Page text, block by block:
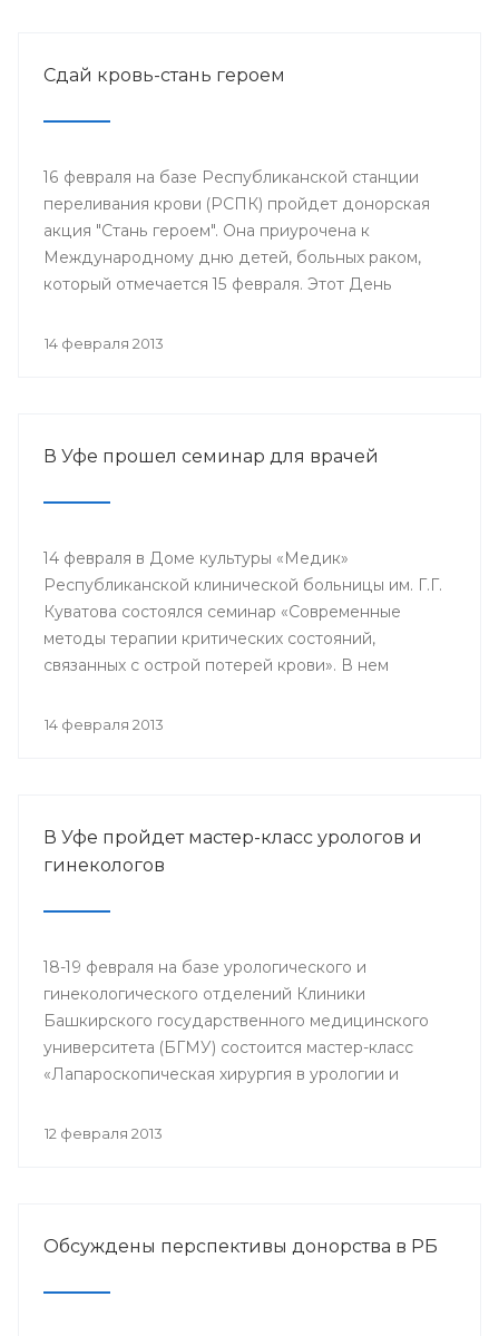
Сдай кровь-стань героем
16 февраля на базе Республиканской станции
переливания крови (РСПК) пройдет донорская
акция "Стань героем". Она приурочена к
Международному дню детей, больных раком,
который отмечается 15 февраля. Этот День
патронатом Международного общества детских
14 февраля 2013
В Уфе прошел семинар для врачей
14 февраля в Доме культуры «Медик»
Республиканской клинической больницы им. Г.Г.
Куватова состоялся семинар «Современные
методы терапии критических состояний,
связанных с острой потерей крови». В нем
лечебной работе, акушеры-гинекологи, хирурги,
14 февраля 2013
В Уфе пройдет мастер-класс урологов и
гинекологов
18-19 февраля на базе урологического и
гинекологического отделений Клиники
Башкирского государственного медицинского
университета (БГМУ) состоится мастер-класс
«Лапароскопическая хирургия в урологии и
врачи урологи, хирурги, онкологи республики, а
12 февраля 2013
Обсуждены перспективы донорства в РБ